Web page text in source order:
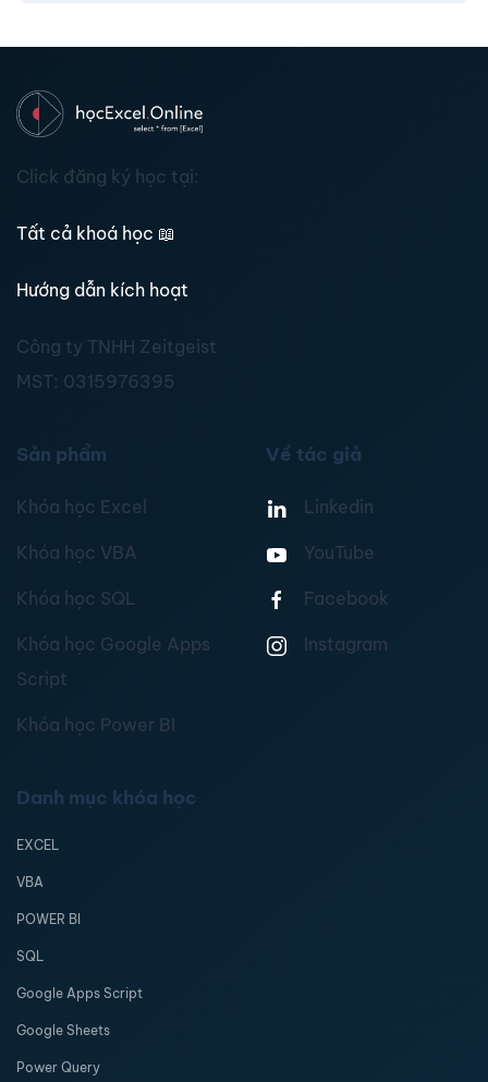
Click đăng ký học tại:
Tất cả khoá học 📖
Hướng dẫn kích hoạt
Công ty TNHH Zeitgeist
MST: 0315976395
Sản phẩm
Khóa học Excel
Khóa học VBA
Khóa học SQL
Khóa học Google Apps
Script
Khóa học Power BI
Về tác giả
Linkedin
YouTube
Facebook
Instagram
Danh mục khóa học
EXCEL
VBA
POWER BI
SQL
Google Apps Script
Google Sheets
Power Query